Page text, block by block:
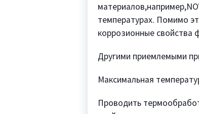
температурах. Помимо
коррозионные свойства
Другими приемлемыми
Максимальная
Проводить